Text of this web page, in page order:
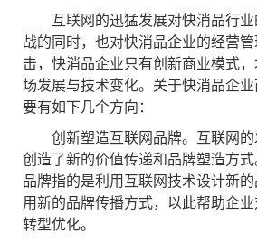
互联网的迅猛发展对快消品行业
战的同时，也对快消品企业的经营
击，快消品企业只有创新商业模式
场发展与技术变化。关于快消品企
要有如下几个方向：
创新塑造互联网品牌。互联网的
创造了新的价值传递和品牌塑造方
品牌指的是利用互联网技术设计新
用新的品牌传播方式，以此帮助企
转型优化。